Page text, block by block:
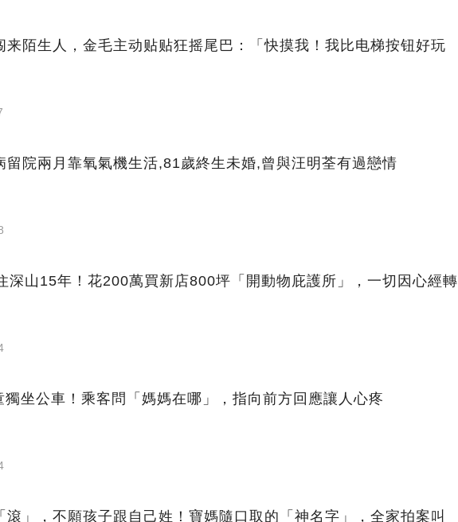
来陌生人，金毛主动贴贴狂摇尾巴：「快摸我！我比电梯按钮好玩
留院兩月靠氧氣機生活,81歲終生未婚,曾與汪明荃有過戀情
深山15年！花200萬買新店800坪「開動物庇護所」，一切因心經轉
獨坐公車！乘客問「媽媽在哪」，指向前方回應讓人心疼
滾」，不願孩子跟自己姓！寶媽隨口取的「神名字」，全家拍案叫